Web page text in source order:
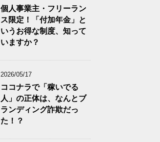
個人事業主・フリーラン
ス限定！「付加年金」と
いうお得な制度、知って
いますか？
2026/05/17
ココナラで「稼いでる
人」の正体は、なんとブ
ランディング詐欺だっ
た！？